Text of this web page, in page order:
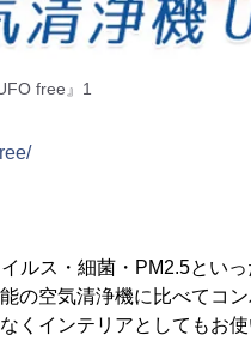
free』1
ルス・細菌・PM2.5といっ
の空気清浄機に比べてコン
くインテリアとしてもお使